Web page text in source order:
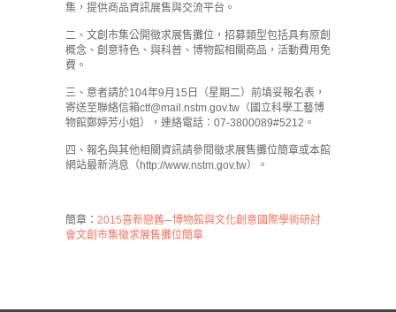
集，提供商品資訊展售與交流平台。
二、文創市集公開徵求展售攤位，招募類型包括具有原創
概念、創意特色、與科普、博物館相關商品，活動費用免
費。
三、意者請於104年9月15日（星期二）前填妥報名表，
寄送至聯絡信箱ctf@mail.nstm.gov.tw（國立科學工藝博
物館鄭婷芳小姐），連絡電話：07-3800089#5212。
四、報名與其他相關資訊請參閱徵求展售攤位簡章或本館
網站最新消息（http://www.nstm.gov.tw）。
簡章： 2015喜新戀舊─博物館與文化創意國際學術研討
會文創市集徵求展售攤位簡章